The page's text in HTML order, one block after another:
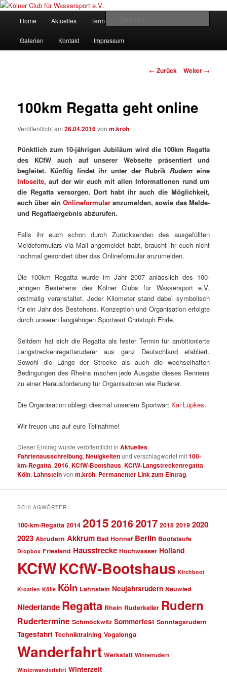
Zum
wechseln
Kölner Club für Wassersport e.V.
gegründet 1907
Home Aktuelles Termine
Galerien Kontakt Impressum
Beitrags-
← Zurück Weiter →
100km Regatta geht online
Veröffentlicht am26.04.2016vonm.kroh
Pünktlich zum 10-jährigen Jubiläum wird die 100km Regatta
des KCfW auch auf unserer Webseite präsentiert und
begleitet. Künftig findet ihr unter der RubrikRudern eine
Infoseite, auf der wir euch mit allen Informationen rund um
die Regatta versorgen. Dort habt ihr auch die Möglichkeit,
euch über ein Onlineformularanzumelden, sowie das Melde-
und Regattaergebnis abzurufen.
Falls ihr euch schon durch Zurücksenden des ausgefüllten
Meldeformulars via Mail angemeldet habt, braucht ihr euch nicht
nochmal gesondert über das Onlineformular anzumelden.
Die 100km Regatta wurde im Jahr 2007 anlässlich des 100-
jährigen Bestehens des Kölner Clubs für Wassersport e.V.
erstmalig veranstaltet. Jeder Kilometer stand dabei symbolisch
für ein Jahr des Bestehens. Konzeption und Organisation erfolgte
durch unseren langjährigen Sportwart Christoph Ehrle.
Seitdem hat sich die Regatta als fester Termin für ambitionierte
Langstreckenregattaruderer aus ganz Deutschland etabliert.
Sowohl die Länge der Strecke als auch die wechselhaften
Bedingungen des Rheins machen jede Ausgabe dieses Rennens
zu einer Herausforderung für Organisatoren wie Ruderer.
Die Organisation obliegt diesmal unserem Sportwart Kai Lüpkes.
Wir freuen uns auf eure Teilnahme!
Dieser Eintrag wurde veröffentlicht inAktuelles,
Fahrtenausschreibung,Neuigkeitenund verschlagwortet mit100-
km-Regatta,2016,KCfW-Bootshaus,KCfW-Langstreckenregatta,
Köln, Lahnsteinvonm.kroh. Permanenter Link zum Eintrag.
SCHLAGWÖRTER
100-km-Regatta 2014 201520162017 2018 2019 2020
2023 Abrudern Akkrum Bad Honnef Berlin Bootstaufe
Dropbox Friesland Hausstrecke Hochwasser Holland
KCfWKCfW-Bootshaus Kirchboot
Kroatien Kölle Köln Lahnstein Neujahrsrudern Neuwied
Niederlande Regatta Rhein Ruderkeller Rudern
Rudertermine Schmöckwitz Sommerfest Sonntagsrudern
Tagesfahrt Techniktraining Vogalonga
Wanderfahrt Werkstatt Winterrudern
Winterwanderfahrt Winterzeit